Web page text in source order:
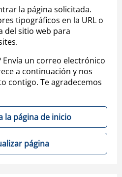
la página solicitada.
tipográficos en la URL o
del sitio web para
un correo electrónico
a continuación y nos
contigo. Te agradecemos
la página de inicio
página